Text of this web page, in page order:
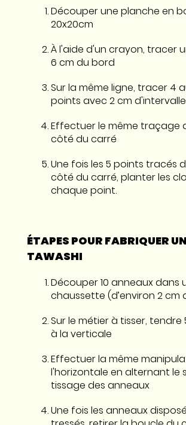
Découper une planche en
20x20cm
À l'aide d'un crayon, tracer
6 cm du bord
Sur la même ligne, tracer 4
points avec 2 cm d'intervalle
Effectuer le même traçage
côté du carré
Une fois les 5 points tracés
côté du carré, planter les
chaque point.
ÉTAPES POUR FABRIQUER
TAWASHI
Découper 10 anneaux dans
chaussette (d’environ 2 cm
Sur le métier à tisser, tendre
à la verticale
Effectuer la même
l'horizontale en alternant le
tissage des anneaux
Une fois les anneaux